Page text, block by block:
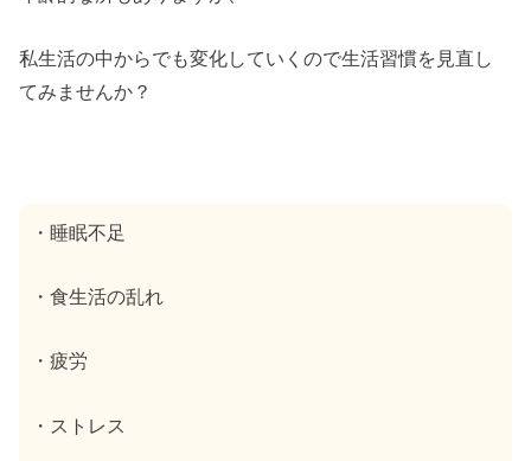
私生活の中からでも変化していくので生活習慣を見直し
てみませんか？
・睡眠不足
・食生活の乱れ
・疲労
・ストレス